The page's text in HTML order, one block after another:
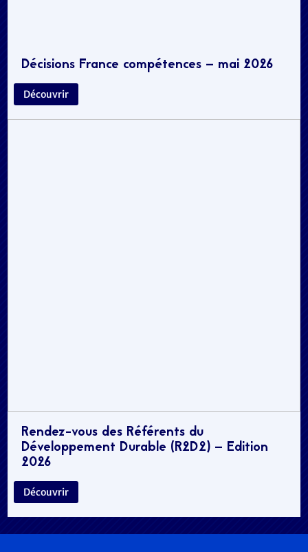
Décisions France compétences – mai 2026
Découvrir
Rendez-vous des Référents du
Développement Durable (R2D2) – Edition
2026
Découvrir